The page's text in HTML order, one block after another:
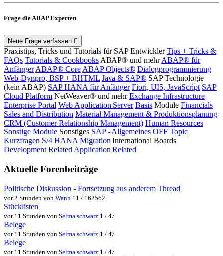
Frage die ABAP Experten
Neue Frage verfassen
Praxistips, Tricks und Tutorials für SAP Entwickler Tips + Tricks &
FAQs Tutorials & Cookbooks ABAP® und mehr ABAP® für
Anfänger ABAP® Core ABAP Objects® Dialogprogrammierung
Web-Dynpro, BSP + BHTML Java & SAP® SAP Technologie
(kein ABAP) SAP HANA für Anfänger Fiori, UI5, JavaScript SAP
Cloud Platform NetWeaver® und mehr Exchange Infrastructure
Enterprise Portal Web Application Server Basis Module Financials
Sales and Distribution Material Management & Produktionsplanung
CRM (Customer Relationship Management) Human Resources
Sonstige Module Sonstiges SAP - Allgemeines OFF Topic
Kurzfragen S/4 HANA Migration International Boards
Development Related Application Related
Aktuelle Forenbeiträge
Politische Diskussion - Fortsetzung aus anderem Thread
vor 2 Stunden von Wann 11 / 162562
Stücklisten
vor 11 Stunden von Selma.schwarz 1 / 47
Belege
vor 11 Stunden von Selma.schwarz 1 / 47
Belege
vor 11 Stunden von Selma.schwarz 1 / 47